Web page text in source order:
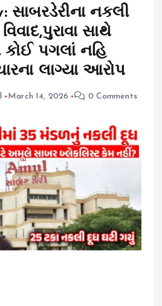
સાબરડેરીના નકલી
સાથે
પગલાં નહિ
લાગ્યા આરોપ
March 14, 2026 0 Comments